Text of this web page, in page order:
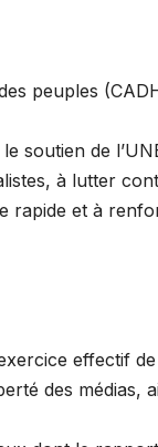
peuples
soutien de
à lutter
rapide et à
effectif
des médias,